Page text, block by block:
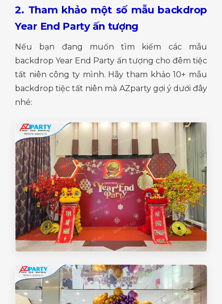
2. Tham khảo một số mẫu backdrop
Year End Party ấn tượng
Nếu bạn đang muốn tìm kiếm các mẫu
backdrop Year End Party ấn tượng cho đêm tiệc
tất niên công ty mình. Hãy tham khảo 10+ mẫu
backdrop tiệc tất niên mà AZparty gợi ý dưới đây
nhé: